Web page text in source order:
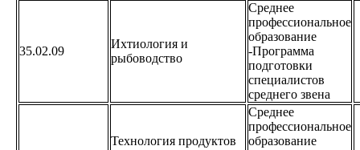
35.02.09
Ихтиология и
рыбоводство
Среднее
профессиональное
образование
-Программа
подготовки
специалистов
среднего звена
Технология продуктов
Среднее
профессиональное
образование